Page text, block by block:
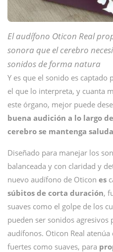
El audífono Oticon Real
sonora que el cerebro
sonidos de forma natura
Y es que el sonido es captado
el que lo interpreta, y cuanta
este órgano, mejor puede
buena audición a lo largo
cerebro se mantenga
Diseñado para manejar los
balanceada y con claridad y
nuevo audífono de Oticon es
súbitos de corta duración,
suaves como el golpe de los
pueden ser sonidos agresivos
audífonos. Oticon Real
fuertes como suaves, para